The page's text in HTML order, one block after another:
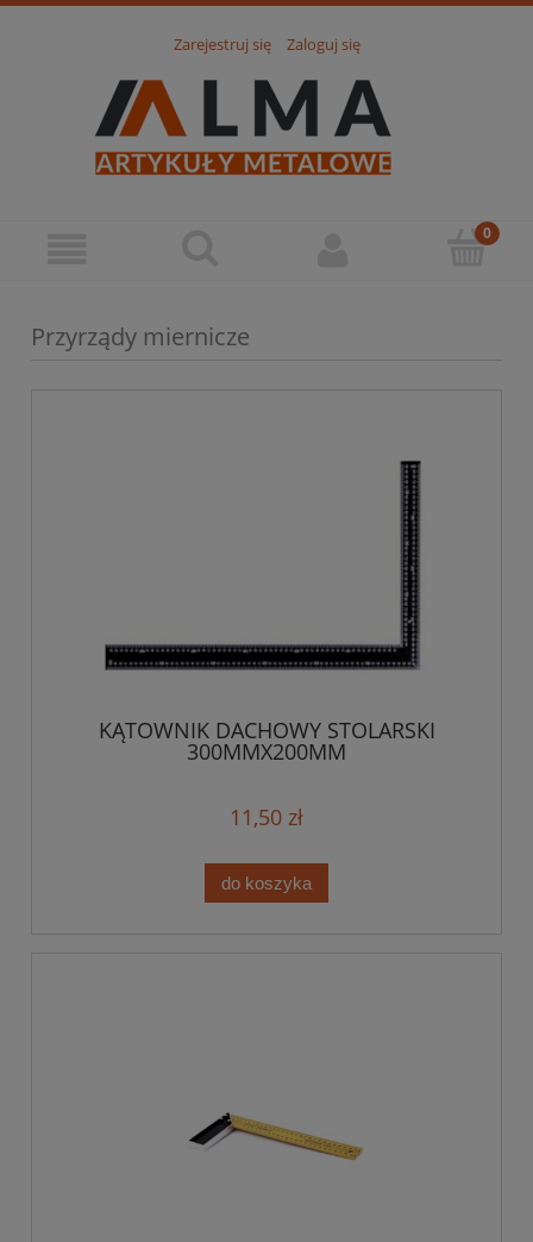
Zarejestruj się Zaloguj się
Przyrządy miernicze
KĄTOWNIK DACHOWY STOLARSKI
300MMX200MM
11,50 zł
do koszyka